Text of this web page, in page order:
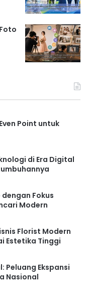
Point untuk
di Era Digital
dengan Fokus
Modern
Florist Modern
Estetika Tinggi
Peluang Ekspansi
Nasional